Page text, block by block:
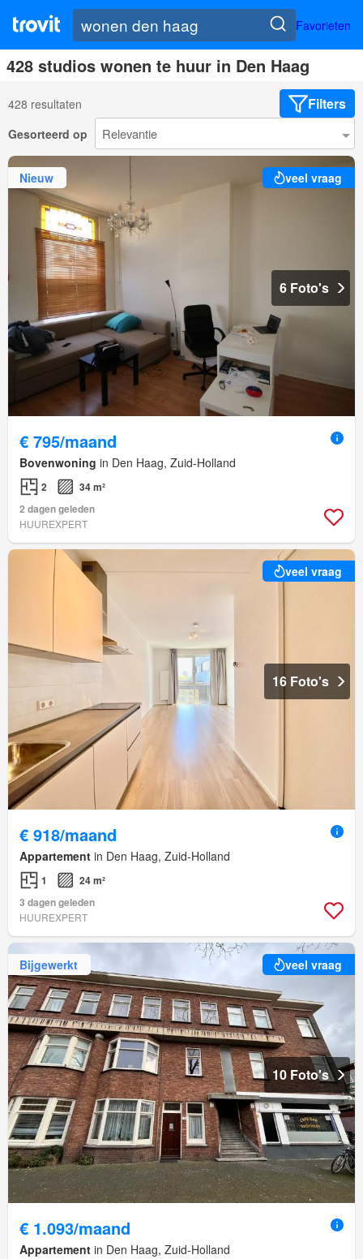
Favorieten
428 studios wonen te huur in Den Haag
428 resultaten Filters
Gesorteerd op
Nieuw veel vraag
6 Foto's
€ 795/maand
Bovenwoning in Den Haag, Zuid-Holland
2
34 m²
2 dagen geleden
HUUREXPERT
veel vraag
16 Foto's
€ 918/maand
Appartement in Den Haag, Zuid-Holland
1
24 m²
3 dagen geleden
HUUREXPERT
Bijgewerkt veel vraag
10 Foto's
€ 1.093/maand
Appartement in Den Haag, Zuid-Holland